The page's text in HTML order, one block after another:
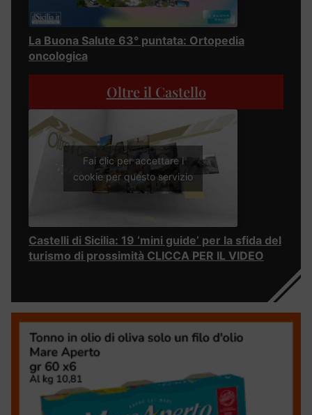
La Buona Salute 63° puntata: Ortopedia
oncologica
Oltre il Castello
Fai clic per accettare i
cookie per questo servizio
Castelli di Sicilia: 19 ‘mini guide’ per la sfida del
turismo di prossimità CLICCA PER IL VIDEO